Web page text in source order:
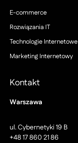
E-commerce
Rozwiązania IT
Technologie Internetowe
Marketing Internetowy
Kontakt
Warszawa
ul. Cybernetyki 19 B
+48 17 860 21 86